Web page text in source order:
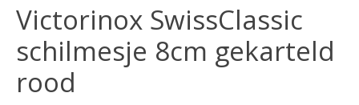
Victorinox SwissClassic
schilmesje 8cm gekarteld
rood